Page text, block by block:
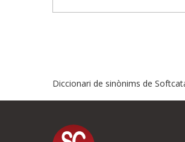
Proposeu-nos
Diccionari de sinònims de